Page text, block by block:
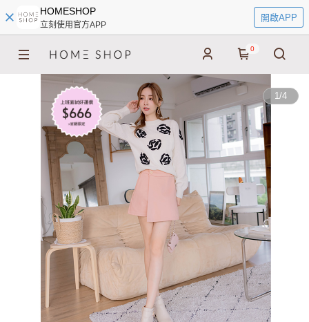
HOMESHOP
立刻使用官方APP
開啟APP
0
1/4